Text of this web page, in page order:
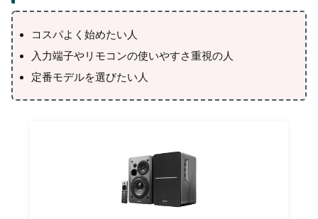
コスパよく始めたい人
入力端子やリモコンの使いやすさ重視の人
定番モデルを選びたい人